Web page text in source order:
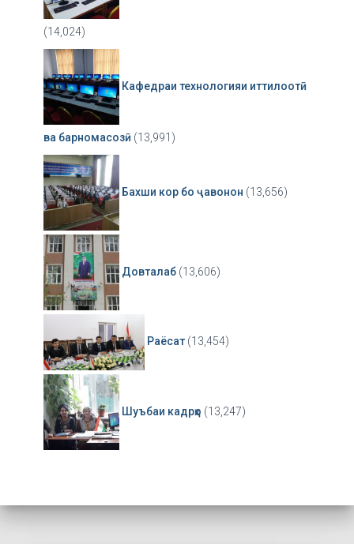
(14,024)
Кафедраи технологияи иттилоотӣ
ва барномасозӣ (13,991)
Бахши кор бо ҷавонон (13,656)
Довталаб (13,606)
Раёсат (13,454)
Шуъбаи кадрҳо (13,247)